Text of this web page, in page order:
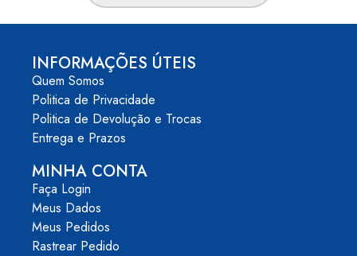
INFORMAÇÕES ÚTEIS
Quem Somos
Politica de Privacidade
Politica de Devolução e Trocas
Entrega e Prazos
MINHA CONTA
Faça Login
Meus Dados
Meus Pedidos
Rastrear Pedido